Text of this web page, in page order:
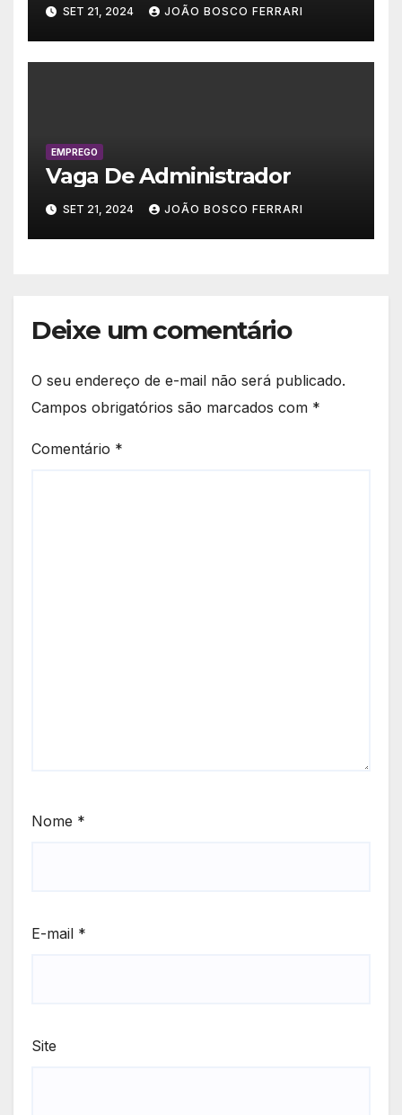
SET 21, 2024 JOÃO BOSCO FERRARI
EMPREGO
Vaga De Administrador
SET 21, 2024 JOÃO BOSCO FERRARI
Deixe um comentário
O seu endereço de e-mail não será publicado.
Campos obrigatórios são marcados com *
Comentário *
Nome *
E-mail *
Site